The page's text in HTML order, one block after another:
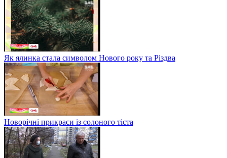
Як ялинка стала символом Нового року та Різдва
Новорічні прикраси із солоного тіста